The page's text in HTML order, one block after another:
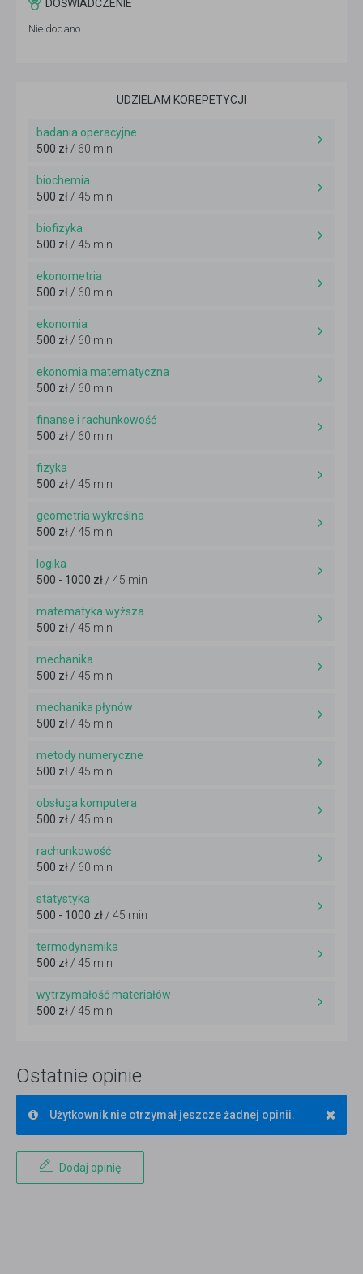
DOŚWIADCZENIE
Nie dodano
UDZIELAM KOREPETYCJI
badania operacyjne
500 zł/ 60 min
biochemia
500 zł/ 45 min
biofizyka
500 zł/ 45 min
ekonometria
500 zł/ 60 min
ekonomia
500 zł/ 60 min
ekonomia matematyczna
500 zł/ 60 min
finanse i rachunkowość
500 zł/ 60 min
fizyka
500 zł/ 45 min
geometria wykreślna
500 zł/ 45 min
logika
500 - 1000 zł/ 45 min
matematyka wyższa
500 zł/ 45 min
mechanika
500 zł/ 45 min
mechanika płynów
500 zł/ 45 min
metody numeryczne
500 zł/ 45 min
obsługa komputera
500 zł/ 45 min
rachunkowość
500 zł/ 60 min
statystyka
500 - 1000 zł/ 45 min
termodynamika
500 zł/ 45 min
wytrzymałość materiałów
500 zł/ 45 min
Ostatnie opinie
×
Użytkownik nie otrzymał jeszcze żadnej opinii.
Dodaj opinię